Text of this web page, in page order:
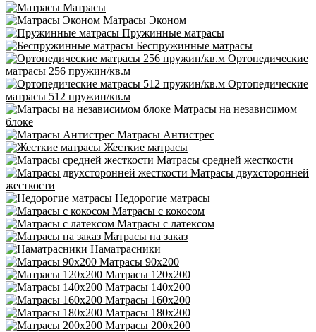
Матрасы
Матрасы Эконом
Пружинные матрасы
Беспружинные матрасы
Ортопедические
матрасы 256 пружин/кв.м
Ортопедические
матрасы 512 пружин/кв.м
Матрасы на независимом
блоке
Матрасы Антистрес
Жесткие матрасы
Матрасы средней жесткости
Матрасы двухсторонней
жесткости
Недорогие матрасы
Матрасы с кокосом
Матрасы с латексом
Матрасы на заказ
Наматрасники
Матрасы 90х200
Матрасы 120х200
Матрасы 140х200
Матрасы 160х200
Матрасы 180х200
Матрасы 200х200